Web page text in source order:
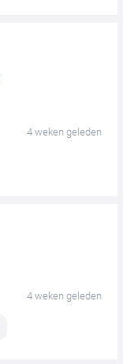
4 weken geleden
4 weken geleden